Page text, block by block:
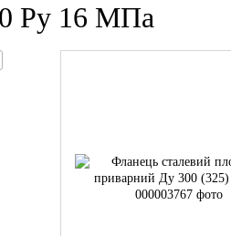
Ру 16 МПа